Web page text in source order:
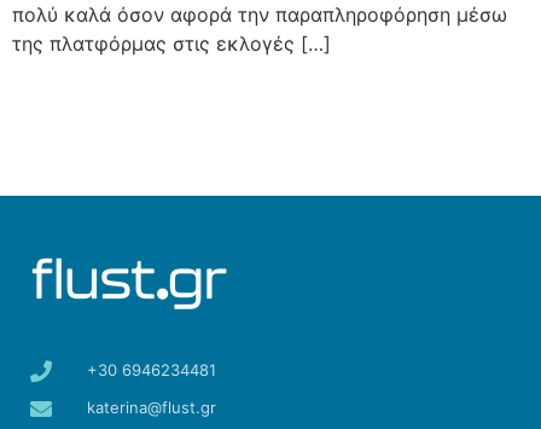
πολύ καλά όσον αφορά την παραπληροφόρηση μέσω
της πλατφόρμας στις εκλογές […]
+30 6946234481
katerina@flust.gr